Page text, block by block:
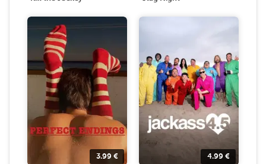
3.99 € 4.99 €